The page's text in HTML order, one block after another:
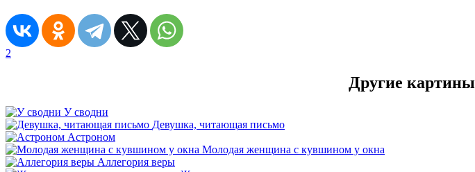
2
Другие
У сводни
Девушка, читающая письмо
Астроном
Молодая женщина с кувшином у окна
Аллегория веры